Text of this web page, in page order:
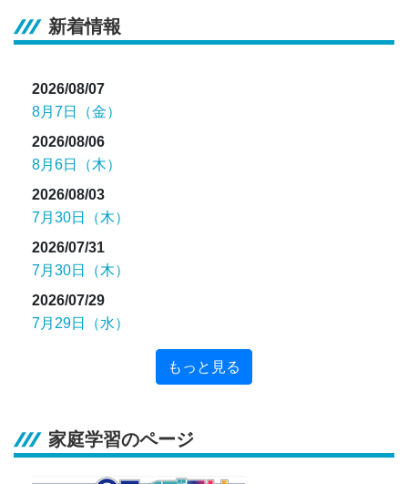
新着情報
2026/08/07
8月7日（金）
2026/08/06
8月6日（木）
2026/08/03
7月30日（木）
2026/07/31
7月30日（木）
2026/07/29
7月29日（水）
もっと見る
家庭学習のページ